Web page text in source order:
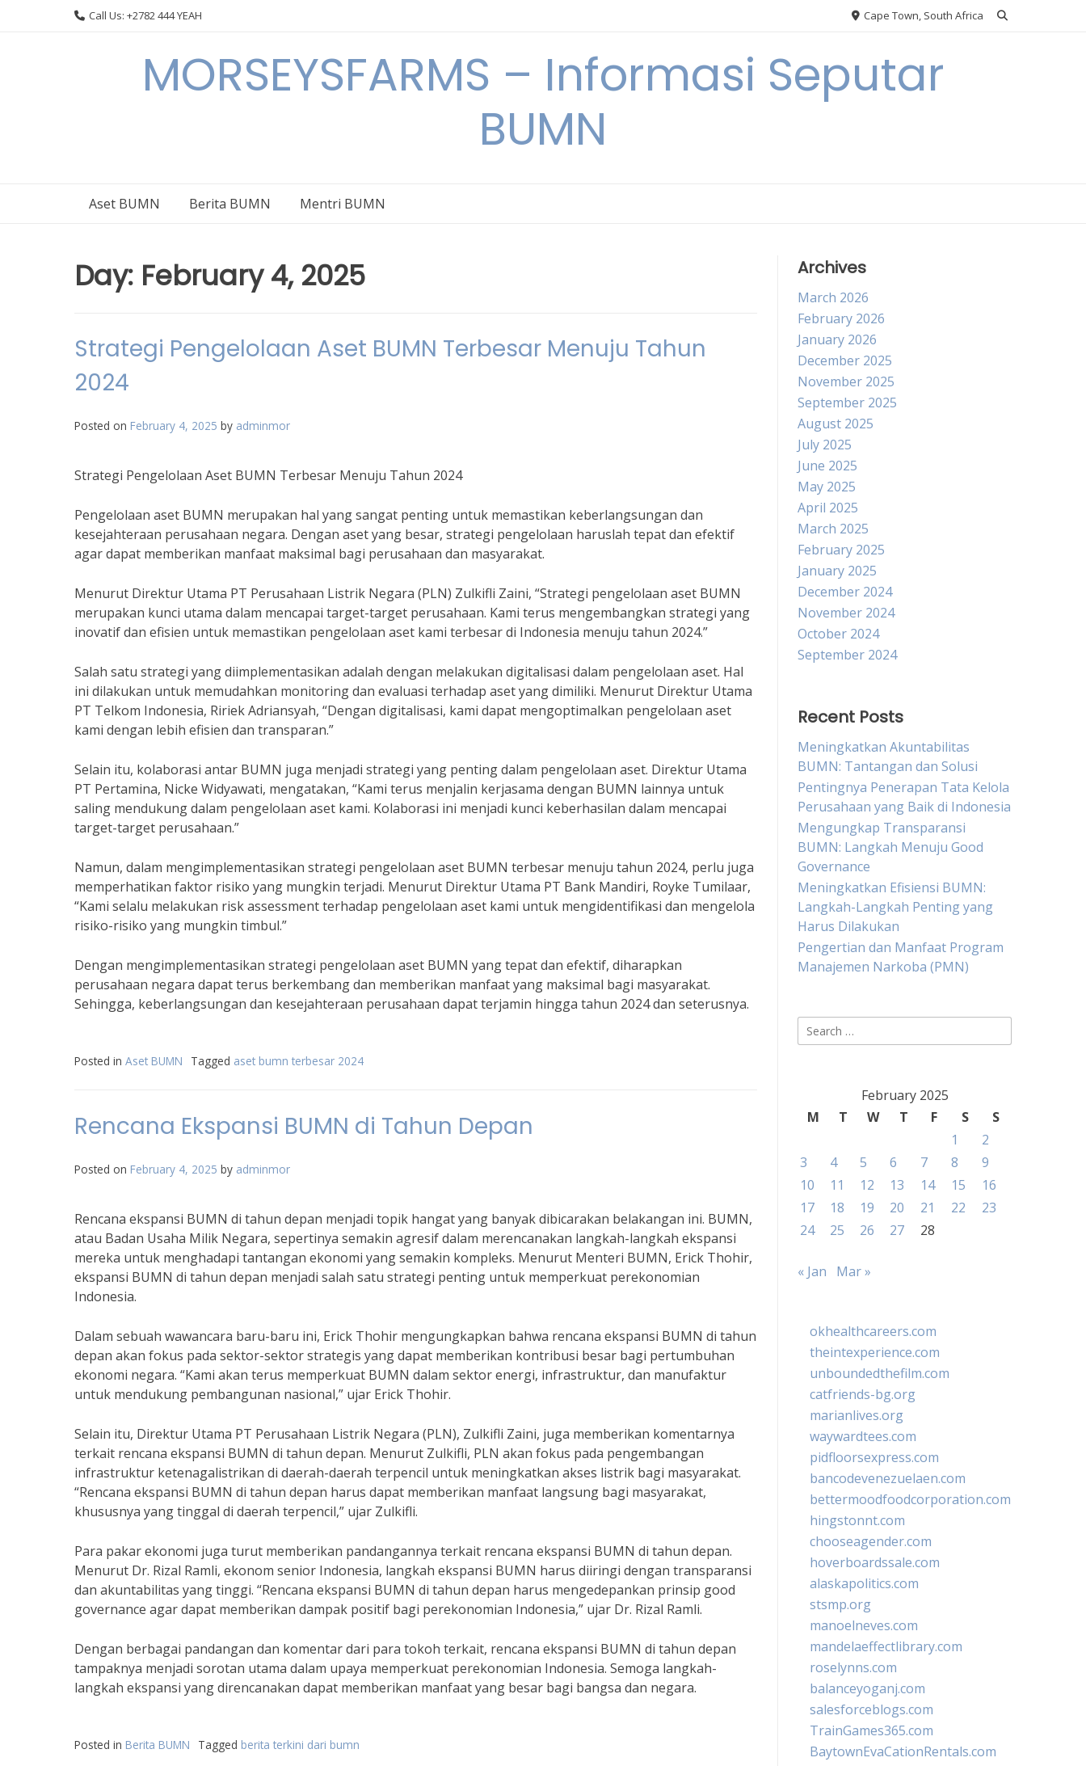
Call Us: +2782 444 YEAH Cape Town, South Africa
MORSEYSFARMS – Informasi Seputar
BUMN
Aset BUMN Berita BUMN Mentri BUMN
Day: February 4, 2025
Strategi Pengelolaan Aset BUMN Terbesar Menuju Tahun
2024
Posted on February 4, 2025 by adminmor
Strategi Pengelolaan Aset BUMN Terbesar Menuju Tahun 2024
Pengelolaan aset BUMN merupakan hal yang sangat penting untuk memastikan keberlangsungan dan
kesejahteraan perusahaan negara. Dengan aset yang besar, strategi pengelolaan haruslah tepat dan efektif
agar dapat memberikan manfaat maksimal bagi perusahaan dan masyarakat.
Menurut Direktur Utama PT Perusahaan Listrik Negara (PLN) Zulkifli Zaini, “Strategi pengelolaan aset BUMN
merupakan kunci utama dalam mencapai target-target perusahaan. Kami terus mengembangkan strategi yang
inovatif dan efisien untuk memastikan pengelolaan aset kami terbesar di Indonesia menuju tahun 2024.”
Salah satu strategi yang diimplementasikan adalah dengan melakukan digitalisasi dalam pengelolaan aset. Hal
ini dilakukan untuk memudahkan monitoring dan evaluasi terhadap aset yang dimiliki. Menurut Direktur Utama
PT Telkom Indonesia, Ririek Adriansyah, “Dengan digitalisasi, kami dapat mengoptimalkan pengelolaan aset
kami dengan lebih efisien dan transparan.”
Selain itu, kolaborasi antar BUMN juga menjadi strategi yang penting dalam pengelolaan aset. Direktur Utama
PT Pertamina, Nicke Widyawati, mengatakan, “Kami terus menjalin kerjasama dengan BUMN lainnya untuk
saling mendukung dalam pengelolaan aset kami. Kolaborasi ini menjadi kunci keberhasilan dalam mencapai
target-target perusahaan.”
Namun, dalam mengimplementasikan strategi pengelolaan aset BUMN terbesar menuju tahun 2024, perlu juga
memperhatikan faktor risiko yang mungkin terjadi. Menurut Direktur Utama PT Bank Mandiri, Royke Tumilaar,
“Kami selalu melakukan risk assessment terhadap pengelolaan aset kami untuk mengidentifikasi dan mengelola
risiko-risiko yang mungkin timbul.”
Dengan mengimplementasikan strategi pengelolaan aset BUMN yang tepat dan efektif, diharapkan
perusahaan negara dapat terus berkembang dan memberikan manfaat yang maksimal bagi masyarakat.
Sehingga, keberlangsungan dan kesejahteraan perusahaan dapat terjamin hingga tahun 2024 dan seterusnya.
Posted in Aset BUMN Tagged aset bumn terbesar 2024
Rencana Ekspansi BUMN di Tahun Depan
Posted on February 4, 2025 by adminmor
Rencana ekspansi BUMN di tahun depan menjadi topik hangat yang banyak dibicarakan belakangan ini. BUMN,
atau Badan Usaha Milik Negara, sepertinya semakin agresif dalam merencanakan langkah-langkah ekspansi
mereka untuk menghadapi tantangan ekonomi yang semakin kompleks. Menurut Menteri BUMN, Erick Thohir,
ekspansi BUMN di tahun depan menjadi salah satu strategi penting untuk memperkuat perekonomian
Indonesia.
Dalam sebuah wawancara baru-baru ini, Erick Thohir mengungkapkan bahwa rencana ekspansi BUMN di tahun
depan akan fokus pada sektor-sektor strategis yang dapat memberikan kontribusi besar bagi pertumbuhan
ekonomi negara. “Kami akan terus memperkuat BUMN dalam sektor energi, infrastruktur, dan manufaktur
untuk mendukung pembangunan nasional,” ujar Erick Thohir.
Selain itu, Direktur Utama PT Perusahaan Listrik Negara (PLN), Zulkifli Zaini, juga memberikan komentarnya
terkait rencana ekspansi BUMN di tahun depan. Menurut Zulkifli, PLN akan fokus pada pengembangan
infrastruktur ketenagalistrikan di daerah-daerah terpencil untuk meningkatkan akses listrik bagi masyarakat.
“Rencana ekspansi BUMN di tahun depan harus dapat memberikan manfaat langsung bagi masyarakat,
khususnya yang tinggal di daerah terpencil,” ujar Zulkifli.
Para pakar ekonomi juga turut memberikan pandangannya terkait rencana ekspansi BUMN di tahun depan.
Menurut Dr. Rizal Ramli, ekonom senior Indonesia, langkah ekspansi BUMN harus diiringi dengan transparansi
dan akuntabilitas yang tinggi. “Rencana ekspansi BUMN di tahun depan harus mengedepankan prinsip good
governance agar dapat memberikan dampak positif bagi perekonomian Indonesia,” ujar Dr. Rizal Ramli.
Dengan berbagai pandangan dan komentar dari para tokoh terkait, rencana ekspansi BUMN di tahun depan
tampaknya menjadi sorotan utama dalam upaya memperkuat perekonomian Indonesia. Semoga langkah-
langkah ekspansi yang direncanakan dapat memberikan manfaat yang besar bagi bangsa dan negara.
Posted in Berita BUMN Tagged berita terkini dari bumn
Archives
March 2026
February 2026
January 2026
December 2025
November 2025
September 2025
August 2025
July 2025
June 2025
May 2025
April 2025
March 2025
February 2025
January 2025
December 2024
November 2024
October 2024
September 2024
Recent Posts
Meningkatkan Akuntabilitas
BUMN: Tantangan dan Solusi
Pentingnya Penerapan Tata Kelola
Perusahaan yang Baik di Indonesia
Mengungkap Transparansi
BUMN: Langkah Menuju Good
Governance
Meningkatkan Efisiensi BUMN:
Langkah-Langkah Penting yang
Harus Dilakukan
Pengertian dan Manfaat Program
Manajemen Narkoba (PMN)
Search
for:
February 2025
M
T W T F S
S
1
2
3
4 5 6 7 8
9
10
11 12 13 14 15
16
17
18 19 20 21 22
23
24
25 26 27 28
« Jan Mar »
okhealthcareers.com
theintexperience.com
unboundedthefilm.com
catfriends-bg.org
marianlives.org
waywardtees.com
pidfloorsexpress.com
bancodevenezuelaen.com
bettermoodfoodcorporation.com
hingstonnt.com
chooseagender.com
hoverboardssale.com
alaskapolitics.com
stsmp.org
manoelneves.com
mandelaeffectlibrary.com
roselynns.com
balanceyoganj.com
salesforceblogs.com
TrainGames365.com
BaytownEvaCationRentals.com